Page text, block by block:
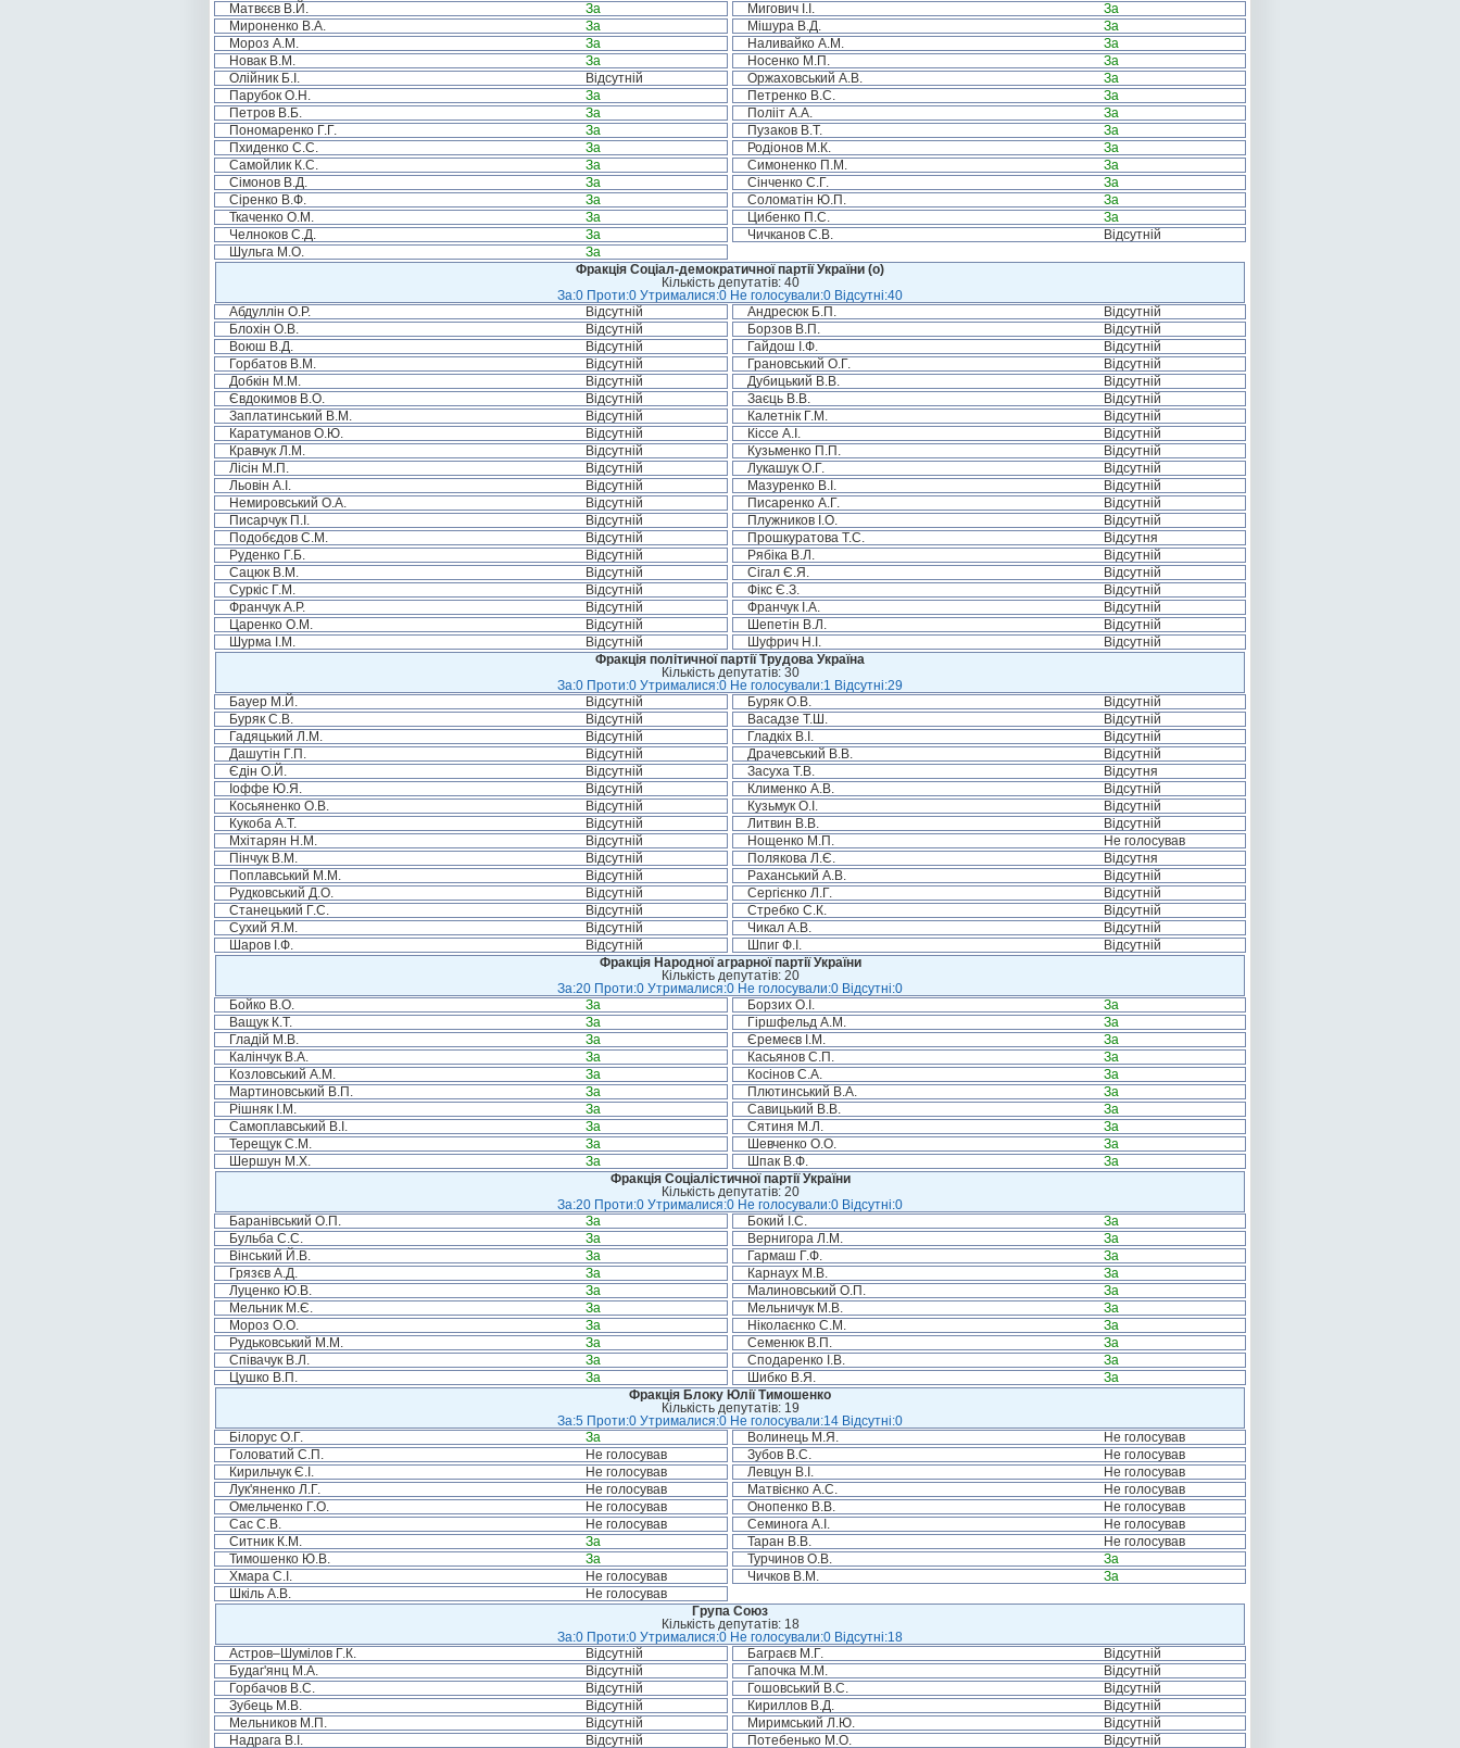
Матвєєв В.Й.
За Мигович І.І.
За
Мироненко В.А.
За Мішура В.Д.
За
Мороз А.М.
За Наливайко А.М.
За
Новак В.М.
За Носенко М.П.
За
Олійник Б.І.
Відсутній Оржаховський А.В.
За
Парубок О.Н.
За Петренко В.С.
За
Петров В.Б.
За Полііт А.А.
За
Пономаренко Г.Г.
За Пузаков В.Т.
За
Пхиденко С.С.
За Родіонов М.К.
За
Самойлик К.С.
За Симоненко П.М.
За
Сімонов В.Д.
За Сінченко С.Г.
За
Сіренко В.Ф.
За Соломатін Ю.П.
За
Ткаченко О.М.
За Цибенко П.С.
За
Челноков С.Д.
За Чичканов С.В.
Відсутній
Шульга М.О.
За
Фракція Соціал-демократичної партії України (о)
Кількість депутатів: 40
За:0 Проти:0 Утрималися:0 Не голосували:0 Відсутні:40
Абдуллін О.Р.
Відсутній Андресюк Б.П.
Відсутній
Блохін О.В.
Відсутній Борзов В.П.
Відсутній
Воюш В.Д.
Відсутній Гайдош І.Ф.
Відсутній
Горбатов В.М.
Відсутній Грановський О.Г.
Відсутній
Добкін М.М.
Відсутній Дубицький В.В.
Відсутній
Євдокимов В.О.
Відсутній Заєць В.В.
Відсутній
Заплатинський В.М.
Відсутній Калетнік Г.М.
Відсутній
Каратуманов О.Ю.
Відсутній Кіссе А.І.
Відсутній
Кравчук Л.М.
Відсутній Кузьменко П.П.
Відсутній
Лісін М.П.
Відсутній Лукашук О.Г.
Відсутній
Льовін А.І.
Відсутній Мазуренко В.І.
Відсутній
Немировський О.А.
Відсутній Писаренко А.Г.
Відсутній
Писарчук П.І.
Відсутній Плужников І.О.
Відсутній
Подобєдов С.М.
Відсутній Прошкуратова Т.С.
Відсутня
Руденко Г.Б.
Відсутній Рябіка В.Л.
Відсутній
Сацюк В.М.
Відсутній Сігал Є.Я.
Відсутній
Суркіс Г.М.
Відсутній Фікс Є.З.
Відсутній
Франчук А.Р.
Відсутній Франчук І.А.
Відсутній
Царенко О.М.
Відсутній Шепетін В.Л.
Відсутній
Шурма І.М.
Відсутній Шуфрич Н.І.
Відсутній
Фракція політичної партії Трудова Україна
Кількість депутатів: 30
За:0 Проти:0 Утрималися:0 Не голосували:1 Відсутні:29
Бауер М.Й.
Відсутній Буряк О.В.
Відсутній
Буряк С.В.
Відсутній Васадзе Т.Ш.
Відсутній
Гадяцький Л.М.
Відсутній Гладкіх В.І.
Відсутній
Дашутін Г.П.
Відсутній Драчевський В.В.
Відсутній
Єдін О.Й.
Відсутній Засуха Т.В.
Відсутня
Іоффе Ю.Я.
Відсутній Клименко А.В.
Відсутній
Косьяненко О.В.
Відсутній Кузьмук О.І.
Відсутній
Кукоба А.Т.
Відсутній Литвин В.В.
Відсутній
Мхітарян Н.М.
Відсутній Нощенко М.П.
Не голосував
Пінчук В.М.
Відсутній Полякова Л.Є.
Відсутня
Поплавський М.М.
Відсутній Раханський А.В.
Відсутній
Рудковський Д.О.
Відсутній Сергієнко Л.Г.
Відсутній
Станецький Г.С.
Відсутній Стребко С.К.
Відсутній
Сухий Я.М.
Відсутній Чикал А.В.
Відсутній
Шаров І.Ф.
Відсутній Шпиг Ф.І.
Відсутній
Фракція Народної аграрної партії України
Кількість депутатів: 20
За:20 Проти:0 Утрималися:0 Не голосували:0 Відсутні:0
Бойко В.О.
За Борзих О.І.
За
Ващук К.Т.
За Гіршфельд А.М.
За
Гладій М.В.
За Єремеєв І.М.
За
Калінчук В.А.
За Касьянов С.П.
За
Козловський А.М.
За Косінов С.А.
За
Мартиновський В.П.
За Плютинський В.А.
За
Рішняк І.М.
За Савицький В.В.
За
Самоплавський В.І.
За Сятиня М.Л.
За
Терещук С.М.
За Шевченко О.О.
За
Шершун М.Х.
За Шпак В.Ф.
За
Фракція Соціалістичної партії України
Кількість депутатів: 20
За:20 Проти:0 Утрималися:0 Не голосували:0 Відсутні:0
Баранівський О.П.
За Бокий І.С.
За
Бульба С.С.
За Вернигора Л.М.
За
Вінський Й.В.
За Гармаш Г.Ф.
За
Грязєв А.Д.
За Карнаух М.В.
За
Луценко Ю.В.
За Малиновський О.П.
За
Мельник М.Є.
За Мельничук М.В.
За
Мороз О.О.
За Ніколаєнко С.М.
За
Рудьковський М.М.
За Семенюк В.П.
За
Співачук В.Л.
За Сподаренко І.В.
За
Цушко В.П.
За Шибко В.Я.
За
Фракція Блоку Юлії Тимошенко
Кількість депутатів: 19
За:5 Проти:0 Утрималися:0 Не голосували:14 Відсутні:0
Білорус О.Г.
За Волинець М.Я.
Не голосував
Головатий С.П.
Не голосував Зубов В.С.
Не голосував
Кирильчук Є.І.
Не голосував Левцун В.І.
Не голосував
Лук'яненко Л.Г.
Не голосував Матвієнко А.С.
Не голосував
Омельченко Г.О.
Не голосував Онопенко В.В.
Не голосував
Сас С.В.
Не голосував Семинога А.І.
Не голосував
Ситник К.М.
За Таран В.В.
Не голосував
Тимошенко Ю.В.
За Турчинов О.В.
За
Хмара С.І.
Не голосував Чичков В.М.
За
Шкіль А.В.
Не голосував
Група Союз
Кількість депутатів: 18
За:0 Проти:0 Утрималися:0 Не голосували:0 Відсутні:18
Астров–Шумілов Г.К.
Відсутній Баграєв М.Г.
Відсутній
Будаг'янц М.А.
Відсутній Гапочка М.М.
Відсутній
Горбачов В.С.
Відсутній Гошовський В.С.
Відсутній
Зубець М.В.
Відсутній Кириллов В.Д.
Відсутній
Мельников М.П.
Відсутній Миримський Л.Ю.
Відсутній
Надрага В.І.
Відсутній Потебенько М.О. Відсутній